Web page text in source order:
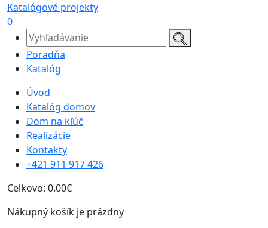
Katalógové projekty
0
Poradňa
Katalóg
Úvod
Katalóg domov
Dom na kľúč
Realizácie
Kontakty
+421 911 917 426
Celkovo: 0.00€
Nákupný košík je prázdny